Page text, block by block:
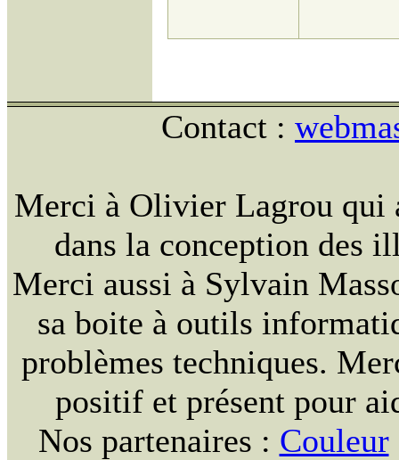
Contact :
Merci à Olivier Lagrou qui
dans la conception des
Merci aussi à Sylvain
sa boite à outils
problèmes techniques.
positif et présent pour
Nos partenaires : Couleur